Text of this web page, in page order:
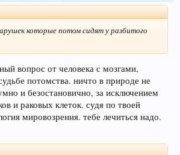
которые потом сидят у разбитого
вопрос от человека с мозгами,
потомства. ничто в природе не
и безостановично, за исключением
и раковых клеток. судя по твоей
мировозрения. тебе лечиться надо.